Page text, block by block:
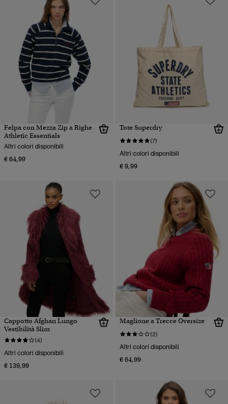
Felpa con Mezza Zip a Righe
Athletic Essentials
Altri colori disponibili
€ 64,99
Tote Superdry
(7)
Altri colori disponibili
€ 9,99
Cappotto Afghan Lungo
Vestibilità Slim
(4)
Altri colori disponibili
€ 139,99
Maglione a Trecce Oversize
(2)
Altri colori disponibili
€ 64,99